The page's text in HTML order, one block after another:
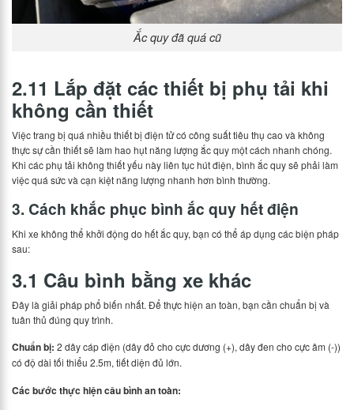
Ắc quy đã quá cũ
2.11 Lắp đặt các thiết bị phụ tải khi
không cần thiết
Việc trang bị quá nhiều thiết bị điện tử có công suất tiêu thụ cao và không
thực sự cần thiết sẽ làm hao hụt năng lượng ắc quy một cách nhanh chóng.
Khi các phụ tải không thiết yếu này liên tục hút điện, bình ắc quy sẽ phải làm
việc quá sức và cạn kiệt năng lượng nhanh hơn bình thường.
3. Cách khắc phục bình ắc quy hết điện
Khi xe không thể khởi động do hết ắc quy, bạn có thể áp dụng các biện pháp
sau:
3.1 Câu bình bằng xe khác
Đây là giải pháp phổ biến nhất. Để thực hiện an toàn, bạn cần chuẩn bị và
tuân thủ đúng quy trình.
Chuẩn bị: 2 dây cáp điện (dây đỏ cho cực dương (+), dây đen cho cực âm (-))
có độ dài tối thiểu 2.5m, tiết diện đủ lớn.
Các bước thực hiện câu bình an toàn: